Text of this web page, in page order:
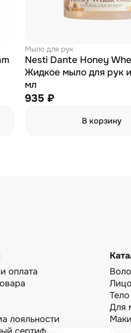
Мыло для рук
Nesti Dante Honey
Жидкое мыло для рук
мл
935 ₽
В корзину
оплата
лояльности
Лицо
Тело
Для